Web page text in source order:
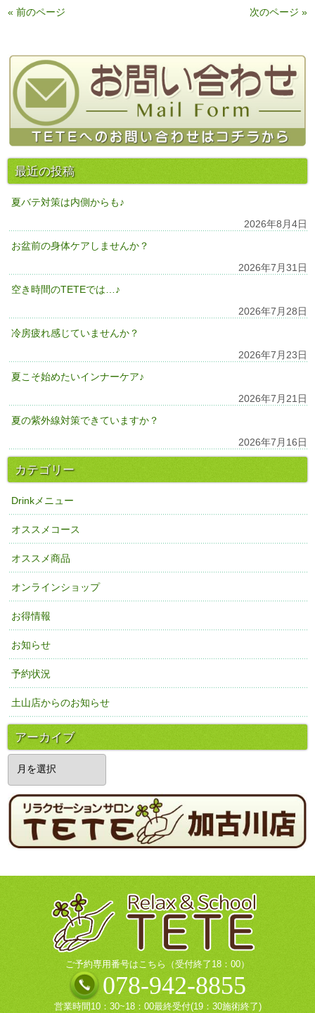
« 前のページ 次のページ »
最近の投稿
夏バテ対策は内側からも♪
2026年8月4日
お盆前の身体ケアしませんか？
2026年7月31日
空き時間のTETEでは…♪
2026年7月28日
冷房疲れ感じていませんか？
2026年7月23日
夏こそ始めたいインナーケア♪
2026年7月21日
夏の紫外線対策できていますか？
2026年7月16日
カテゴリー
Drinkメニュー
オススメコース
オススメ商品
オンラインショップ
お得情報
お知らせ
予約状況
土山店からのお知らせ
アーカイブ
ア
カ
イ
ご予約専用番号はこちら（受付終了18：00）
078-942-8855
営業時間10：30~18：00最終受付(19：30施術終了)